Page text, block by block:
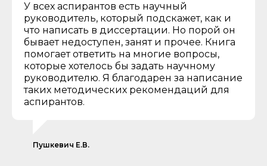
У всех аспирантов есть научный
руководитель, который подскажет, как и
что написать в диссертации. Но порой он
бывает недоступен, занят и прочее. Книга
помогает ответить на многие вопросы,
которые хотелось бы задать научному
руководителю. Я благодарен за написание
таких методических рекомендаций для
аспирантов.
Пушкевич Е.В.